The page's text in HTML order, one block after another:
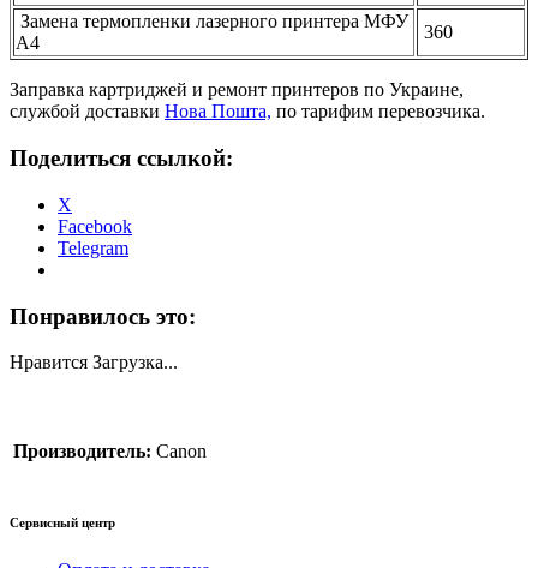
Замена термопленки лазерного принтера МФУ
А4
360
Заправка картриджей и ремонт принтеров по Украине,
службой доставки Нова Пошта, по тарифим перевозчика.
Поделиться ссылкой:
X
Facebook
Telegram
Понравилось это:
Нравится Загрузка...
Производитель: Canon
Сервисный центр